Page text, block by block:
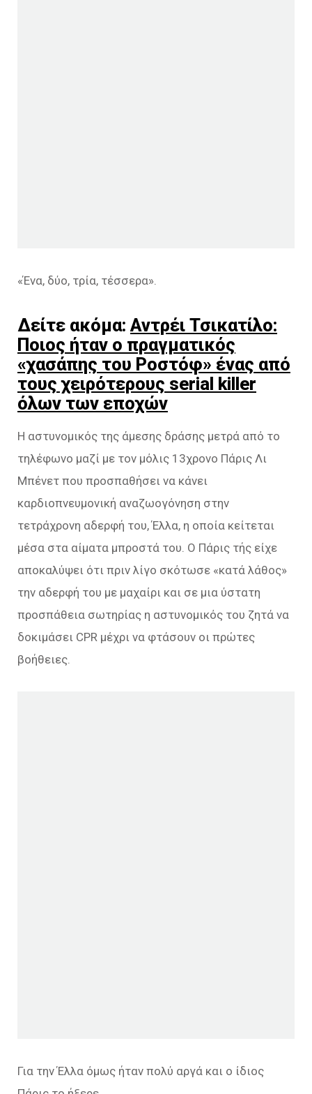
«Ένα, δύο, τρία, τέσσερα».
Δείτε ακόμα: Αντρέι Τσικατίλο:
Ποιος ήταν ο πραγματικός
«χασάπης του Ροστόφ» ένας από
τους χειρότερους serial killer
όλων των εποχών
Η αστυνομικός της άμεσης δράσης μετρά από το
τηλέφωνο μαζί με τον μόλις 13χρονο Πάρις Λι
Μπένετ που προσπαθήσει να κάνει
καρδιοπνευμονική αναζωογόνηση στην
τετράχρονη αδερφή του, Έλλα, η οποία κείτεται
μέσα στα αίματα μπροστά του. Ο Πάρις τής είχε
αποκαλύψει ότι πριν λίγο σκότωσε «κατά λάθος»
την αδερφή του με μαχαίρι και σε μια ύστατη
προσπάθεια σωτηρίας η αστυνομικός του ζητά να
δοκιμάσει CPR μέχρι να φτάσουν οι πρώτες
βοήθειες.
Για την Έλλα όμως ήταν πολύ αργά και ο ίδιος